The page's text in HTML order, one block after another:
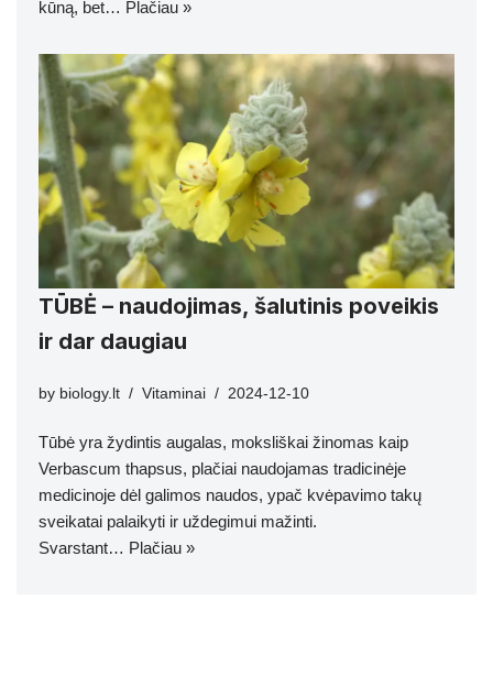
kūną, bet… Plačiau »
TŪBĖ – naudojimas, šalutinis poveikis
ir dar daugiau
by biology.lt Vitaminai 2024-12-10
Tūbė yra žydintis augalas, moksliškai žinomas kaip
Verbascum thapsus, plačiai naudojamas tradicinėje
medicinoje dėl galimos naudos, ypač kvėpavimo takų
sveikatai palaikyti ir uždegimui mažinti.
Svarstant… Plačiau »